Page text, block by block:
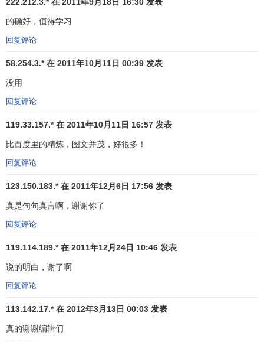
1、移动平均线从下降逐渐走平且略向上方抬头，而股价
从移动平均线下方向上方突破，为买进信号。
2、股价位于移动平均线之上运行，回档时未跌破移动平
均线后又再度上升时为买进时机。
3、股价位于移动平均线之上运行，回档时跌破移动平均
线，但短期移动平均线继续呈上升趋势，此时为买进时机。
4、股价位于移动平均线以下运行，突然暴跌，距离移动
平均线太远，极有可能向移动平均线靠近（物极必反，下跌
5、股价位于移动平均线之上运行，连续数日大涨，离移
都会产生
6、移动平均线从上升逐渐走平，而股价从移动平均线上
方向下跌破移动平均线时说明
的确好，值得学习
回复评论
58.254.3.* 在 2011年10月11日 00:39 发表
没用
回复评论
119.33.157.* 在 2011年10月11日 16:57 发表
比百度里的精炼，图文并茂，好很多！
回复评论
123.150.183.* 在 2011年12月6日 17:56 发表
真是句句真言啊，谢谢你了
回复评论
119.114.189.* 在 2011年12月24日 10:46 发表
说的明白，谢了啊
回复评论
113.142.17.* 在 2012年3月13日 00:03 发表
真的谢谢编辑们